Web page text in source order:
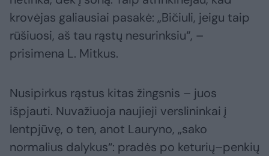
krovėjas galiausiai pasakė: „Bičiuli, jeigu taip
rūšiuosi, aš tau rąstų nesurinksiu“, –
prisimena L. Mitkus.
Nusipirkus rąstus kitas žingsnis – juos
išpjauti. Nuvažiuoja naujieji verslininkai į
lentpjūvę, o ten, anot Lauryno, „sako
normalius dalykus“: pradės po keturių–penkių